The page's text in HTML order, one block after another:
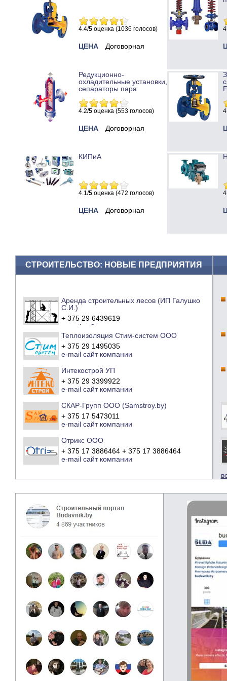
4.4/5 оценка (1036 голосов)
ЦЕНА Договорная
Редукционно-
охладительные установки,
сепараторы пара
4.2/5 оценка (553 голосов)
ЦЕНА Договорная
КИПиА
4.1/5 оценка (472 голосов)
ЦЕНА Договорная
СТРОИТЕЛЬСТВО: НОВЫЕ ПРЕДПРИЯТИЯ
Аренда строительных лесов (ИП Галушко
С.И.)
+ 375 29 6439619
e-mail
сайт компании
Теплоизоляция Стим-систем ООО
+ 375 29 1495035
e-mail сайт компании
Интекострой УП
+ 375 29 3399922
e-mail сайт компании
СКАР-Групп ООО (Samstroy.by)
+ 375 17 5473011
e-mail сайт компании
Отрикс ООО
+ 375 17 3886464 + 375 17 3886464
e-mail сайт компании